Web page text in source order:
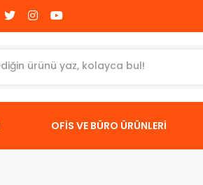
OFİS VE BÜRO ÜRÜNLERİ